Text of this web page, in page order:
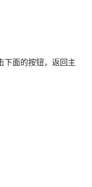
下面的按钮，返回主